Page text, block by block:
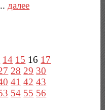
далее
14 15 16 17
28 29 30
41 42 43
54 55 56